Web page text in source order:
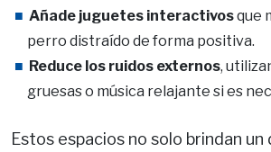
Añade juguetes interactivosque
perro distraído de forma positiva.
Reduce los ruidos externos,
gruesas o música relajante si es
Estos espacios no solo brindan un